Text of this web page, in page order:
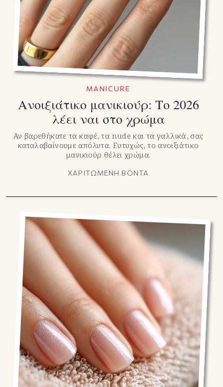
MANICURE
Ανοιξιάτικο μανικιούρ: Το 2026
λέει ναι στο χρώμα
Αν βαρεθήκατε τα καφέ, τα nude και τα γαλλικά, σας
καταλαβαίνουμε απόλυτα. Ευτυχώς, το ανοιξιάτικο
μανικιούρ θέλει χρώμα.
ΧΑΡΙΤΩΜΕΝΗ ΒΟΝΤΑ